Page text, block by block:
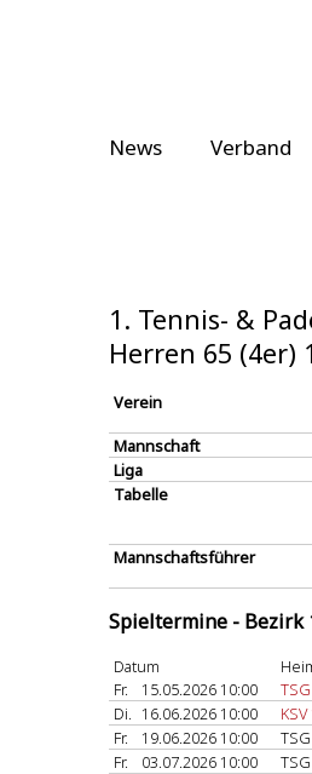
News Verband
1. Tennis- &
Herren 65 (4er)
Verein
Mannschaft
Liga
Tabelle
Mannschaftsführer
Spieltermine - Bezirk
Datum
Fr.
15.05.2026 10:00
Di. 16.06.2026 10:00
Fr.
19.06.2026 10:00
Fr.
03.07.2026 10:00